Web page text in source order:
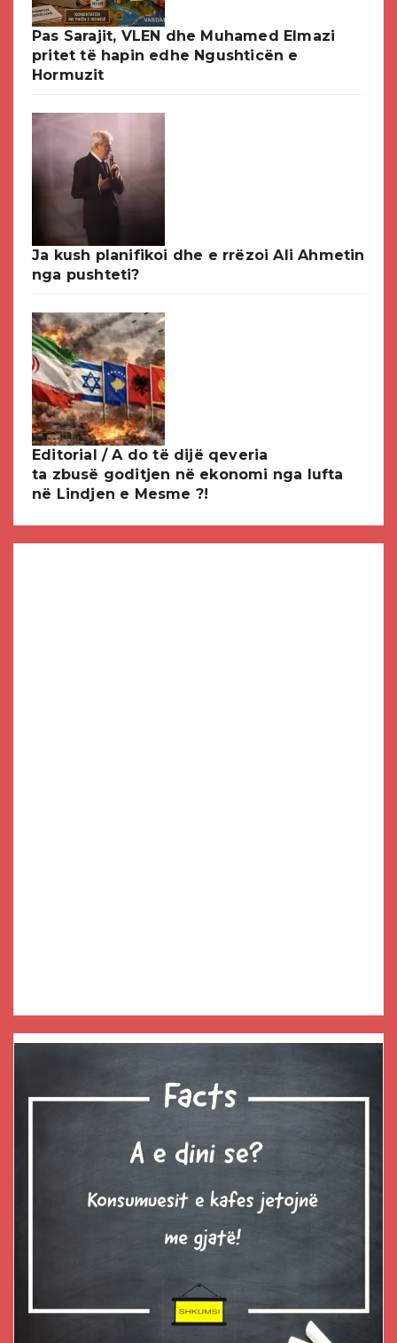
Pas Sarajit, VLEN dhe Muhamed Elmazi
pritet të hapin edhe Ngushticën e
Hormuzit
Ja kush planifikoi dhe e rrëzoi Ali Ahmetin
nga pushteti?
Editorial / A do të dijë qeveria
ta zbusë goditjen në ekonomi nga lufta
në Lindjen e Mesme ?!